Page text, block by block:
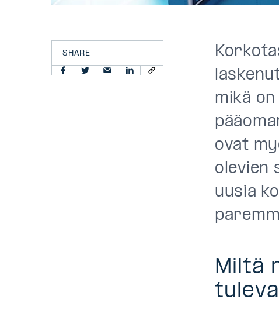
SHARE
mikä
ovat
olevien
uusia
Miltä